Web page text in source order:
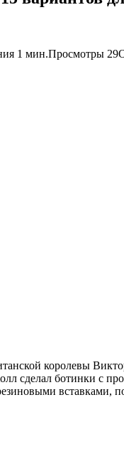
1 мин.Просмотры 29
королевы
сделал ботинки с
вставками,